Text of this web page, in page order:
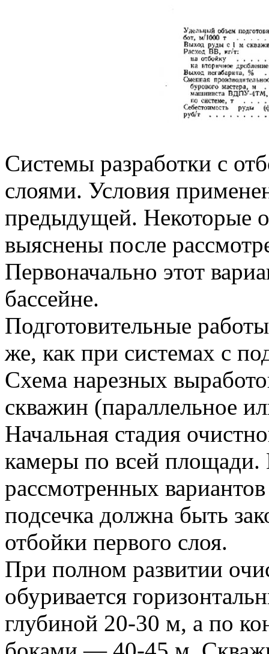
Системы разработки с
слоями. Условия
предыдущей. Некоторые
выяснены после
Первоначально этот
бассейне.
Подготовительные
же, как при системах с
Схема нарезных
скважин (параллельное
Начальная стадия
камеры по всей площади.
рассмотренных
подсечка должна быть
отбойки первого слоя.
При полном развитии
обуривается
глубиной 20-30 м, а по